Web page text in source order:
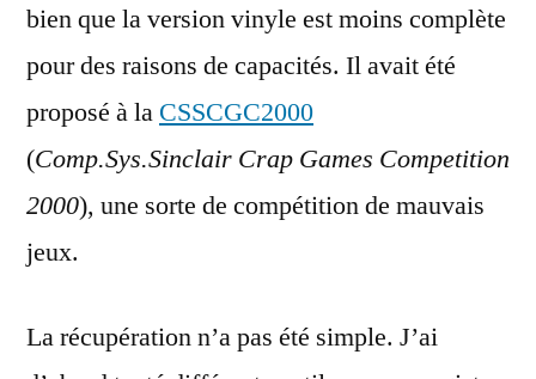
bien que la version vinyle est moins complète
pour des raisons de capacités. Il avait été
proposé à la CSSCGC2000
(Comp.Sys.Sinclair Crap Games Competition
2000), une sorte de compétition de mauvais
jeux.
La récupération n’a pas été simple. J’ai